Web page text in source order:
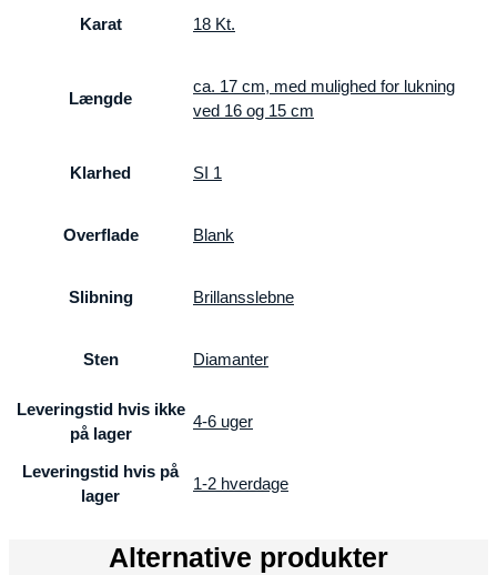
Karat 18 Kt.
Længde
ca. 17 cm, med mulighed for lukning
ved 16 og 15 cm
Klarhed SI 1
Overflade Blank
Slibning Brillansslebne
Sten Diamanter
Leveringstid hvis ikke
på lager
4-6 uger
Leveringstid hvis på
lager
1-2 hverdage
Alternative produkter